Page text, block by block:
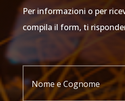
Per informazioni o per
compila il form, ti